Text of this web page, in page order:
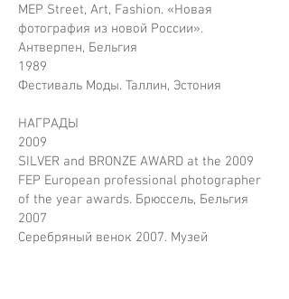
MEP Street, Art, Fashion. «Новая
фотография из новой России».
Антверпен, Бельгия
1989
Фестиваль Моды. Таллин, Эстония
НАГРАДЫ
2009
SILVER and BRONZE AWARD at the 2009
FEP European professional photographer
of the year awards. Брюссель, Бельгия
2007
Серебряный венок 2007. Музей